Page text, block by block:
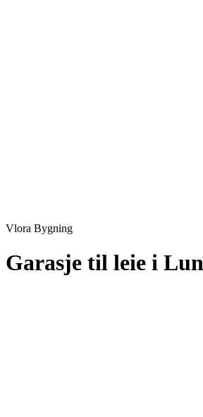
Vlora Bygning
Garasje til leie i